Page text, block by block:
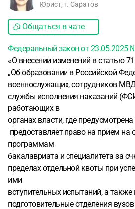
Юрист, г. Саратов
Общаться в чате
Федеральный закон от 23.05.2025
«О внесении изменений в статью
„Об образовании в Российской
военнослужащих, сотрудников
службы исполнения наказаний
работающих в
органах власти, где
предоставляет право на прием на
программам
бакалавриата и специалитета за
пределах отдельной квоты при
ими
вступительных испытаний, а также
подготовительные отделения